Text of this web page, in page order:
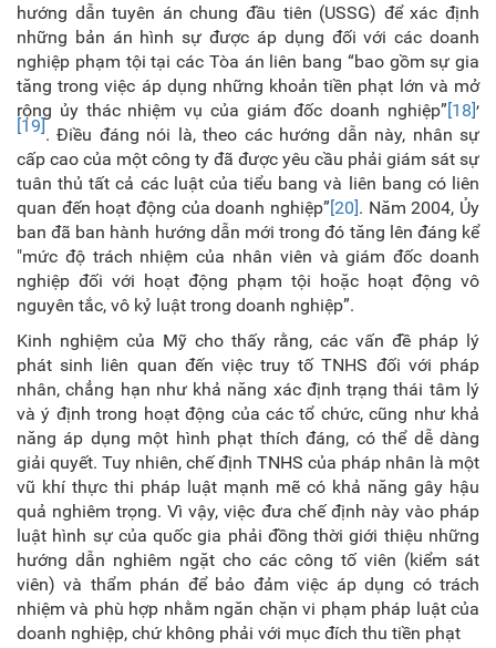
hướng dẫn tuyên án chung đầu tiên (USSG) để xác định
những bản án hình sự được áp dụng đối với các doanh
nghiệp phạm tội tại các Tòa án liên bang “bao gồm sự gia
tăng trong việc áp dụng những khoản tiền phạt lớn và mở
rộng ủy thác nhiệm vụ của giám đốc doanh nghiệp”[18],
[19]. Điều đáng nói là, theo các hướng dẫn này, nhân sự
cấp cao của một công ty đã được yêu cầu phải giám sát sự
tuân thủ tất cả các luật của tiểu bang và liên bang có liên
quan đến hoạt động của doanh nghiệp”[20]. Năm 2004, Ủy
ban đã ban hành hướng dẫn mới trong đó tăng lên đáng kể
"mức độ trách nhiệm của nhân viên và giám đốc doanh
nghiệp đối với hoạt động phạm tội hoặc hoạt động vô
nguyên tắc, vô kỷ luật trong doanh nghiệp”.
Kinh nghiệm của Mỹ cho thấy rằng, các vấn đề pháp lý
phát sinh liên quan đến việc truy tố TNHS đối với pháp
nhân, chẳng hạn như khả năng xác định trạng thái tâm lý
và ý định trong hoạt động của các tổ chức, cũng như khả
năng áp dụng một hình phạt thích đáng, có thể dễ dàng
giải quyết. Tuy nhiên, chế định TNHS của pháp nhân là một
vũ khí thực thi pháp luật mạnh mẽ có khả năng gây hậu
quả nghiêm trọng. Vì vậy, việc đưa chế định này vào pháp
luật hình sự của quốc gia phải đồng thời giới thiệu những
hướng dẫn nghiêm ngặt cho các công tố viên (kiểm sát
viên) và thẩm phán để bảo đảm việc áp dụng có trách
nhiệm và phù hợp nhằm ngăn chặn vi phạm pháp luật của
doanh nghiệp, chứ không phải với mục đích thu tiền phạt